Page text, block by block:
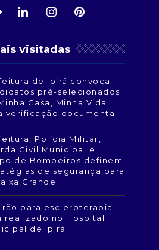
visitadas
de Ipirá convoca
pré-selecionados
Casa, Minha Vida
verificação documental
Polícia Militar,
Civil Municipal e
de Bombeiros definem
de segurança para
Grande
para escleroterapia
realizado no Hospital
de Ipirá